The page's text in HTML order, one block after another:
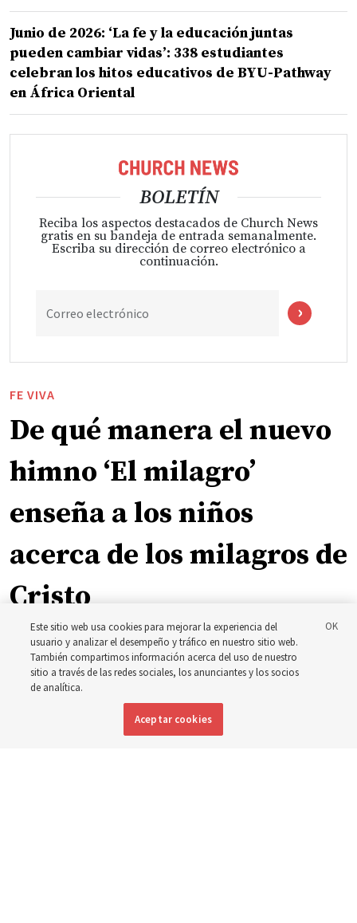
Junio de 2026: ‘La fe y la educación juntas
pueden cambiar vidas’: 338 estudiantes
celebran los hitos educativos de BYU-Pathway
en África Oriental
BOLETÍN
Reciba los aspectos destacados de Church News
gratis en su bandeja de entrada semanalmente.
Escriba su dirección de correo electrónico a
continuación.
Correo electrónico
FE VIVA
De qué manera el nuevo
himno ‘El milagro’
enseña a los niños
acerca de los milagros de
Cristo
La inspiración que llevó a Shawna Edwards a escribir el
himno ‘El milagro’
Este sitio web usa cookies para mejorar la experiencia del
usuario y analizar el desempeño y tráfico en nuestro sitio web.
También compartimos información acerca del uso de nuestro
sitio a través de las redes sociales, los anunciantes y los socios
de analítica.
Aceptar cookies